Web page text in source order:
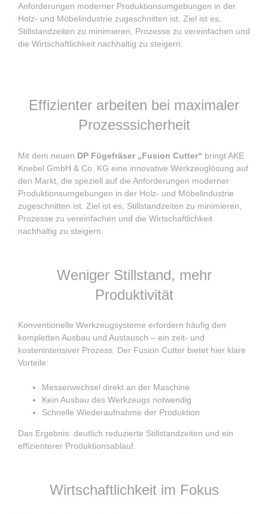
Anforderungen moderner Produktionsumgebungen in der
Holz- und Möbelindustrie zugeschnitten ist. Ziel ist es,
Stillstandzeiten zu minimieren, Prozesse zu vereinfachen und
die Wirtschaftlichkeit nachhaltig zu steigern.
Effizienter arbeiten bei maximaler
Prozesssicherheit
Mit dem neuen DP Fügefräser „Fusion Cutter“ bringt AKE
Knebel GmbH & Co. KG eine innovative Werkzeuglösung auf
den Markt, die speziell auf die Anforderungen moderner
Produktionsumgebungen in der Holz- und Möbelindustrie
zugeschnitten ist. Ziel ist es, Stillstandzeiten zu minimieren,
Prozesse zu vereinfachen und die Wirtschaftlichkeit
nachhaltig zu steigern.
Weniger Stillstand, mehr
Produktivität
Konventionelle Werkzeugsysteme erfordern häufig den
kompletten Ausbau und Austausch – ein zeit- und
kostenintensiver Prozess. Der Fusion Cutter bietet hier klare
Vorteile:
Messerwechsel direkt an der Maschine
Kein Ausbau des Werkzeugs notwendig
Schnelle Wiederaufnahme der Produktion
Das Ergebnis: deutlich reduzierte Stillstandzeiten und ein
effizienterer Produktionsablauf.
Wirtschaftlichkeit im Fokus